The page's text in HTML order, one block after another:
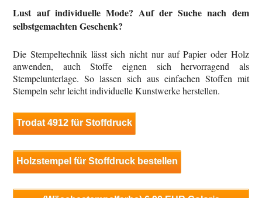
Lust auf individuelle Mode? Auf der Suche nach dem
selbstgemachten Geschenk?
Die Stempeltechnik lässt sich nicht nur auf Papier oder Holz
anwenden, auch Stoffe eignen sich hervorragend als
Stempelunterlage. So lassen sich aus einfachen Stoffen mit
Stempeln sehr leicht individuelle Kunstwerke herstellen.
Trodat 4912 für Stoffdruck
Holzstempel für Stoffdruck bestellen